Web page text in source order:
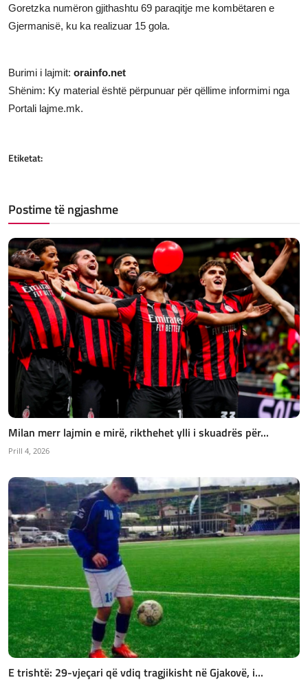
Goretzka numëron gjithashtu 69 paraqitje me kombëtaren e
Gjermanisë, ku ka realizuar 15 gola.
Burimi i lajmit: orainfo.net
Shënim: Ky material është përpunuar për qëllime informimi nga
Portali lajme.mk.
Etiketat:
Postime të ngjashme
Milan merr lajmin e mirë, rikthehet ylli i skuadrës për...
Prill 4, 2026
E trishtë: 29-vjeçari që vdiq tragjikisht në Gjakovë, i...